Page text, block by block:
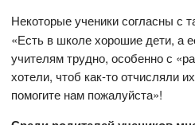
Некоторые ученики согласны с
«Есть в школе хорошие дети, а
учителям трудно, особенно с
хотели, чтоб как-то отчисляли
помогите нам пожалуйста»!